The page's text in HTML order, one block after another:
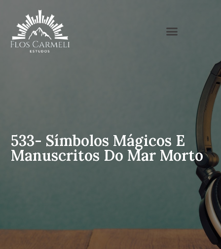
533- Símbolos Mágicos E
Manuscritos Do Mar Morto